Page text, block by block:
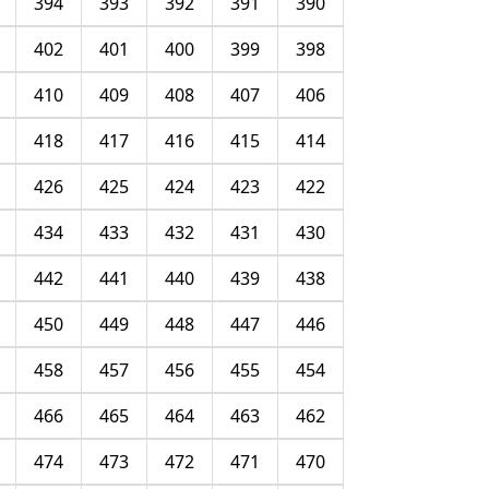
398
399
400
401
402
406
407
408
409
410
414
415
416
417
418
422
423
424
425
426
430
431
432
433
434
438
439
440
441
442
446
447
448
449
450
454
455
456
457
458
462
463
464
465
466
470
471
472
473
474